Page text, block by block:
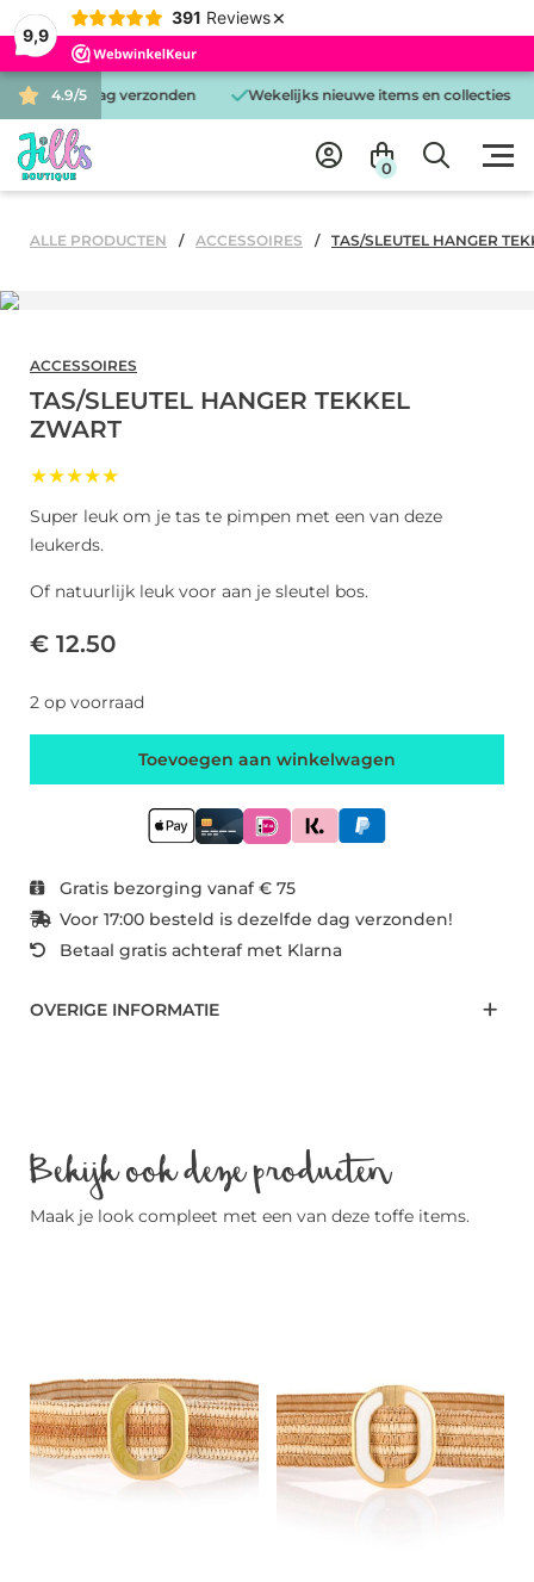
9,9
391 Reviews ×
4.9/5
dezelfde dag verzonden Wekelijks nieuwe items en collecties
0
ALLE PRODUCTEN ACCESSOIRES TAS/SLEUTEL HANGER
ACCESSOIRES
TAS/SLEUTEL HANGER TEKKEL
ZWART
★★★★★
Super leuk om je tas te pimpen met een van deze
leukerds.
Of natuurlijk leuk voor aan je sleutel bos.
€ 12.50
2 op voorraad
Toevoegen aan winkelwagen
Gratis bezorging vanaf € 75
Voor 17:00 besteld is dezelfde dag verzonden!
Betaal gratis achteraf met Klarna
OVERIGE INFORMATIE
Bekijk ook deze producten
Maak je look compleet met een van deze toffe items.